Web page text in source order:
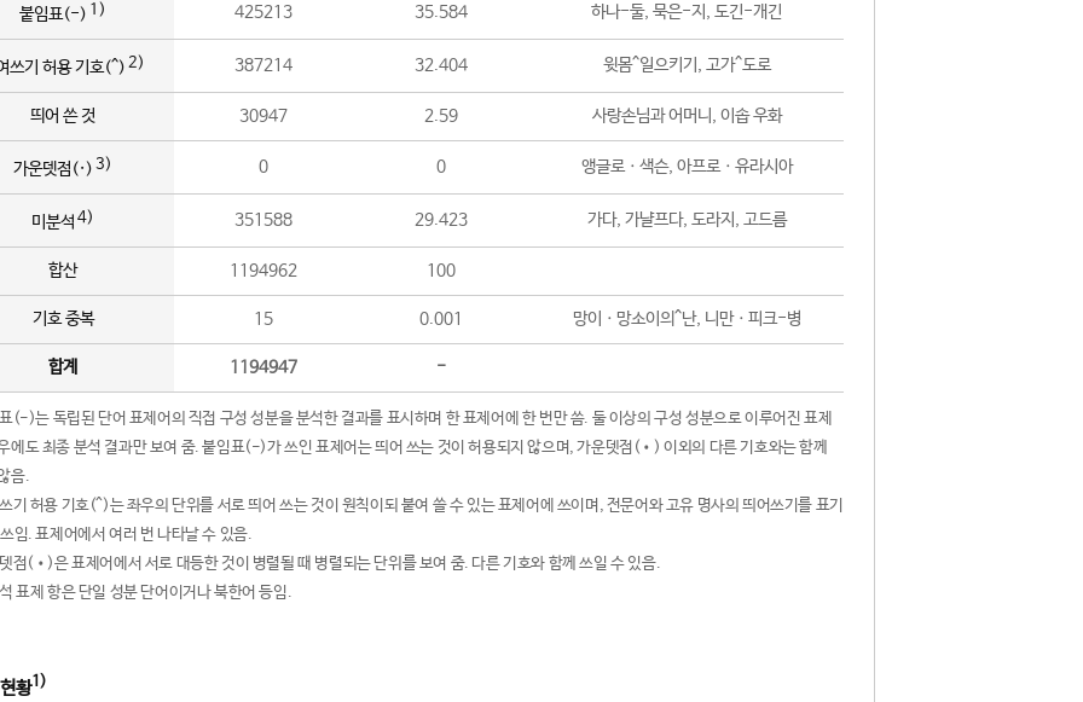
붙임표(-) 1) 425213 35.584 하나-둘, 묵은-지, 도긴-개긴
쓰기 허용 기호(^) 2) 387214 32.404 윗몸^일으키기, 고가^도로
띄어 쓴 것 30947 2.59 사랑손님과 어머니, 이솝 우화
가운뎃점(·) 3) 0 0 앵글로ㆍ색슨, 아프로ㆍ유라시아
미분석 4) 351588 29.423 가다, 가냘프다, 도라지, 고드름
합산 1194962 100
기호 중복 15 0.001 망이ㆍ망소이의^난, 니만ㆍ피크-병
합계 1194947 -
(-)는 독립된 단어 표제어의 직접 구성 성분을 분석한 결과를 표시하며 한 표제어에 한 번만 씀. 둘 이상의 구성 성분으로 이루어진 표제
에도 최종 분석 결과만 보여 줌. 붙임표(-)가 쓰인 표제어는 띄어 쓰는 것이 허용되지 않으며, 가운뎃점(•) 이외의 다른 기호와는 함께
음.
기 허용 기호(^)는 좌우의 단위를 서로 띄어 쓰는 것이 원칙이되 붙여 쓸 수 있는 표제어에 쓰이며, 전문어와 고유 명사의 띄어쓰기를 표기
임. 표제어에서 여러 번 나타날 수 있음.
점(•)은 표제어에서 서로 대등한 것이 병렬될 때 병렬되는 단위를 보여 줌. 다른 기호와 함께 쓰일 수 있음.
표제 항은 단일 성분 단어이거나 북한어 등임.
황1)